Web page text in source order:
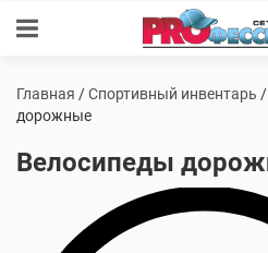
Главная /Спортивный инвентарь /
дорожные
Велосипеды